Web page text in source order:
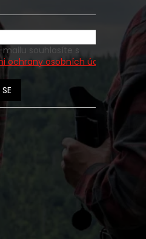
souhlasíte s
ochrany osobních údajů